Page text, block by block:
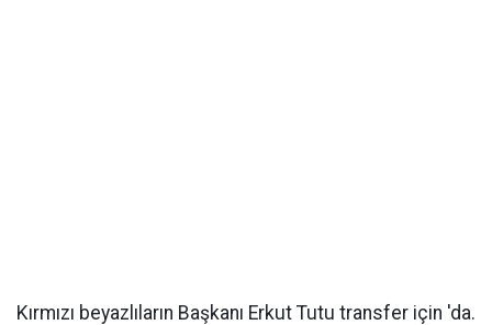
Kırmızı beyazlıların Başkanı Erkut Tutu transfer için 'da.